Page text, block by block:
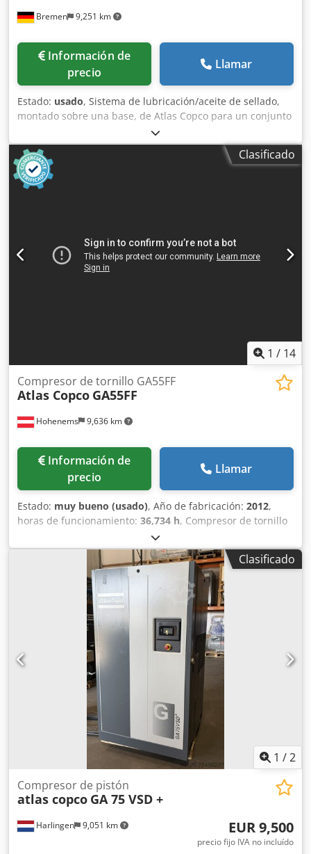
Bremen 9,251 km
Información de
precio
Llamar
Estado: usado, Sistema de lubricación/aceite de sellado,
montado sobre una base, de Atlas Copco para un conjunto
de compresores, que incluye depósito/tanque base con
bombas, filtros, refrigeradores y colector de válvulas.
Incluye un tanque de purga y una selección de repuestos y
juntas, tal como se muestra en la lista descargable que se
encuentra a continuación. Crjdpfxozmadmo Abyof Nota:
declaración del usuario final (EUS) por parte del
comprador, y, si el comprador no es el usuario final, para
cada usuario final. Los formularios BPDD y EUS se pueden
Clasificado
1 / 14
Hohenems 9,636 km
Compresor de tornillo GA55FF
Atlas Copco GA55FF
Información de
precio
Llamar
Estado: muy bueno (usado), Año de fabricación: 2012,
horas de funcionamiento: 36,734 h, Compresor de tornillo
Atlas Copco GA55FF Secador integrado 55 kW
Codpfjzphrwjx Abyorf 9,80 bares 8,87 m³/min Año de
fabricación: 2012 Horas de funcionamiento: 36.734Clasificado
1 /2
Harlingen 9,051 km
Compresor de pistón
atlas copco GA 75 VSD +
EUR 9,500
precio fijo IVA no incluído